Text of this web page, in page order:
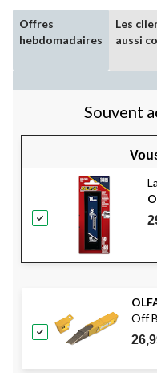
Offres
hebdomadaires
Les
aussi
Souvent
Off